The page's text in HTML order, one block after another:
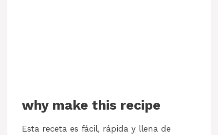
why make this recipe
Esta receta es fácil, rápida y llena de